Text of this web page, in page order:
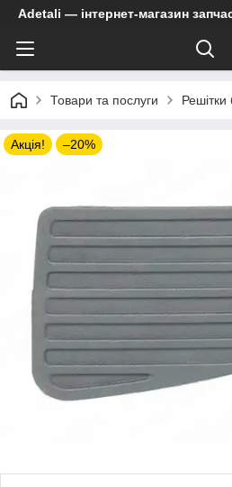
Adetali — інтернет-магазин
Товари та послуги
Акція! –20%